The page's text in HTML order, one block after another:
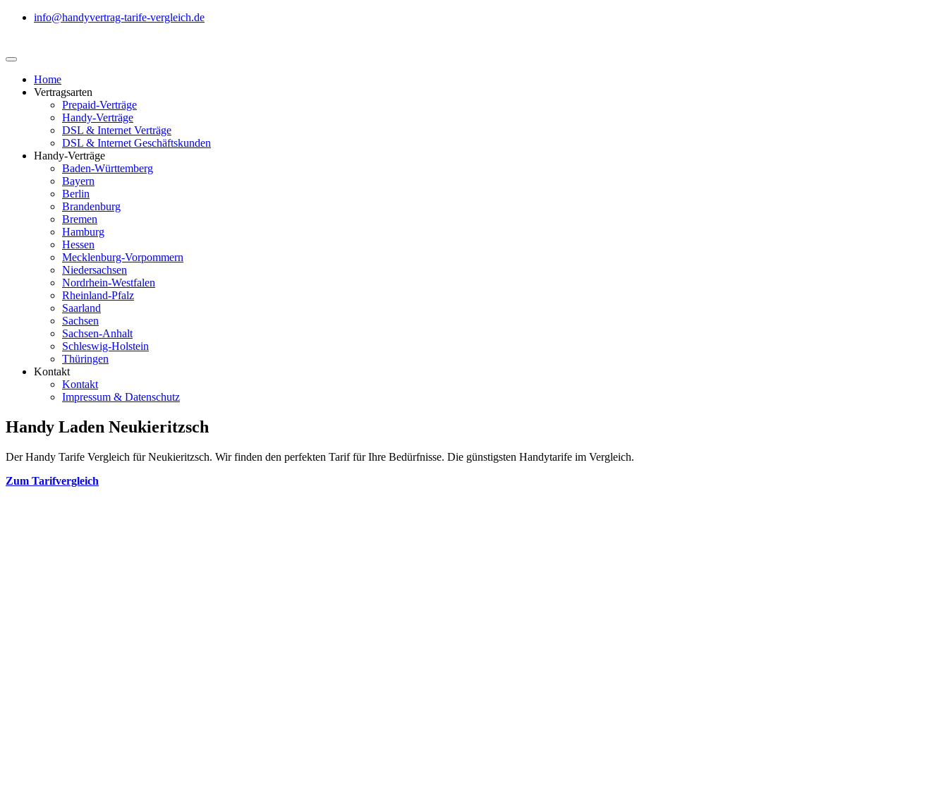
info@handyvertrag-tarife-vergleich.de
Home
Vertragsarten
Prepaid-Verträge
Handy-Verträge
DSL & Internet Verträge
DSL & Internet Geschäftskunden
Handy-Verträge
Baden-Württemberg
Bayern
Berlin
Brandenburg
Bremen
Hamburg
Hessen
Mecklenburg-Vorpommern
Niedersachsen
Nordrhein-Westfalen
Rheinland-Pfalz
Saarland
Sachsen
Sachsen-Anhalt
Schleswig-Holstein
Thüringen
Kontakt
Kontakt
Impressum & Datenschutz
Handy Laden Neukieritzsch
Der Handy Tarife Vergleich für Neukieritzsch. Wir finden den perfekten Tarif für Ihre Bedürfnisse. Die günstigsten Handytarife im Vergleich.
Zum Tarifvergleich